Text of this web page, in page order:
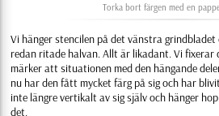
Torka bort färgen med en
Vi hänger stencilen på det vänstra grindbladet
redan ritade halvan. Allt är likadant. Vi fixerar
märker att situationen med den hängande
nu har den fått mycket färg på sig och har
inte längre vertikalt av sig själv och hänger
det.